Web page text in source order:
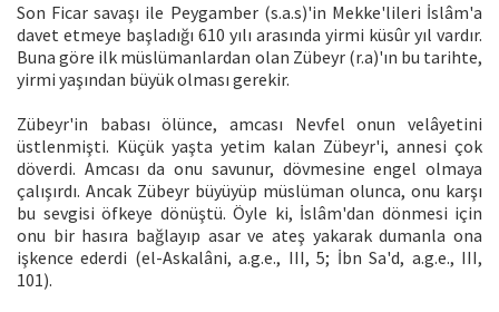
Son Ficar savaşı ile Peygamber (s.a.s)'in Mekke'lileri İslâm'a
davet etmeye başladığı 610 yılı arasında yirmi küsûr yıl vardır.
Buna göre ilk müslümanlardan olan Zübeyr (r.a)'ın bu tarihte,
yirmi yaşından büyük olması gerekir.
Zübeyr'in babası ölünce, amcası Nevfel onun velâyetini
üstlenmişti. Küçük yaşta yetim kalan Zübeyr'i, annesi çok
döverdi. Amcası da onu savunur, dövmesine engel olmaya
çalışırdı. Ancak Zübeyr büyüyüp müslüman olunca, onu karşı
bu sevgisi öfkeye dönüştü. Öyle ki, İslâm'dan dönmesi için
onu bir hasıra bağlayıp asar ve ateş yakarak dumanla ona
işkence ederdi (el-Askalâni, a.g.e., III, 5; İbn Sa'd, a.g.e., III,
101).